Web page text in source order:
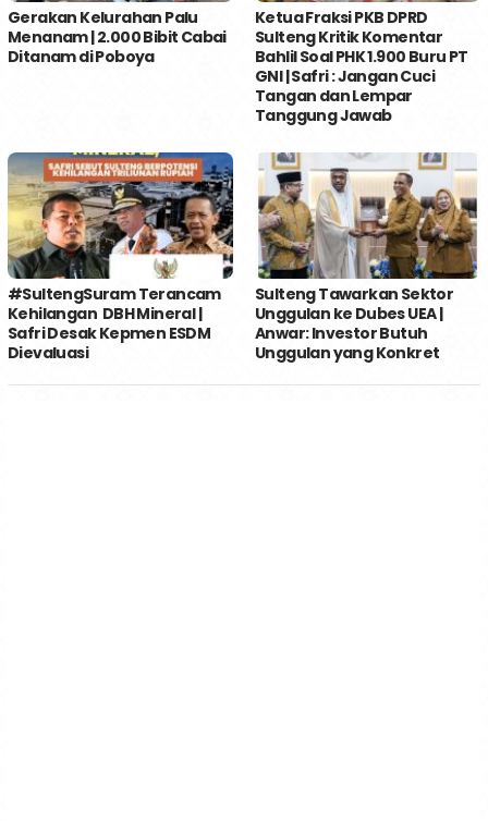
Gerakan Kelurahan Palu
Menanam | 2.000 Bibit Cabai
Ditanam di Poboya
Ketua Fraksi PKB DPRD
Sulteng Kritik Komentar
Bahlil Soal PHK 1.900 Buru PT
GNI | Safri : Jangan Cuci
Tangan dan Lempar
Tanggung Jawab
#SultengSuram Terancam
Kehilangan DBH Mineral |
Safri Desak Kepmen ESDM
Dievaluasi
Sulteng Tawarkan Sektor
Unggulan ke Dubes UEA |
Anwar: Investor Butuh
Unggulan yang Konkret